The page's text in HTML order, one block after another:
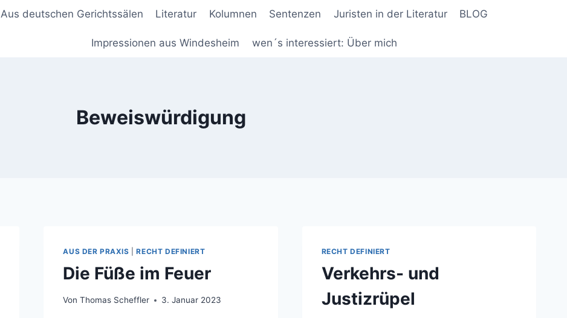
Aus deutschen Gerichtssälen Literatur Kolumnen Sentenzen Juristen in der Literatur BLOG
Impressionen aus Windesheim wen´s interessiert: Über mich
Beweiswürdigung
AUS DER PRAXIS |RECHT DEFINIERT
Die Füße im Feuer
Von Thomas Scheffler 3. Januar 2023
RECHT DEFINIERT
Verkehrs- und
Justizrüpel